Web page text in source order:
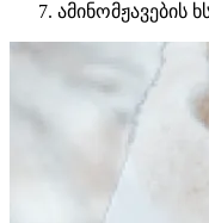
ამინომჟავების